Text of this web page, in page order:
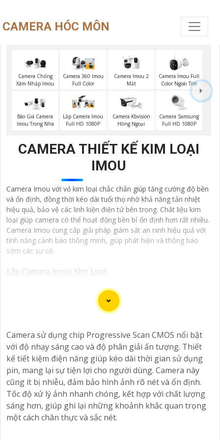
CAMERA HÓC MÔN
Camera Chống
Xâm Nhập Imou
Camera 360 Imou
Full Color
Camera Imou 2
Mắt
Camera Imou Full
Color Ngoài Trời
Báo Giá Camera
Imou Trong Nhà
Lắp Camera Imou
Full HD 1080P
Camera Kbvision
Hồng Ngoại
Camera Samsung
Full HD 1080P
CAMERA THIẾT KẾ KIM LOẠI
IMOU
Camera Imou với vỏ kim loại chắc chắn giúp tăng cường độ bền
và ổn định, đồng thời kéo dài tuổi thọ nhờ khả năng tản nhiệt
hiệu quả, bảo vệ các linh kiện điện tử bên trong. Chất liệu kim
loại giúp camera có thể hoạt động bền bỉ ổn định hơn rất nhiều.
Camera Imou cung cấp giải pháp giám sát an ninh hiệu quả với
tính năng cảnh báo thông minh, giúp phát hiện và thông báo
sớm các sự cố.
Lắp Camera Imou Kim Loại:
5%-35%
Camera IP WiFi 3MP IMOU IPC-F32P-PRO( 5%-35% )
Camera IP WiFi 3MP IMOU IPC-S3EP-3M0WE-PRO ( 5%-35% )
Camera IPC-PS8D-5V0( 5%-35% )
Camera Thiết Kế Kim Loại Imou
Camera sử dụng chip Progressive Scan CMOS nổi bật
với độ nhạy sáng cao và độ phân giải ấn tượng. Thiết
kế tiết kiệm điện năng giúp kéo dài thời gian sử dụng
pin, mang lại sự tiện lợi cho người dùng. Camera này
cũng ít bị nhiễu, đảm bảo hình ảnh rõ nét và ổn định.
Tốc độ xử lý ảnh nhanh chóng, kết hợp với chất lượng
sáng hơn, giúp ghi lại những khoảnh khắc quan trọng
một cách chân thực và sắc nét.